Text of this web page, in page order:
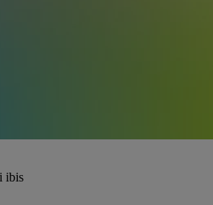
ibis